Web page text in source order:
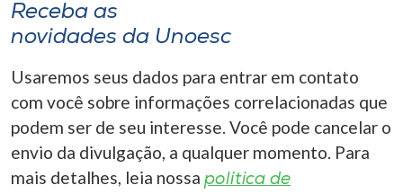
Receba as
novidades da Unoesc
Usaremos seus dados para entrar em contato
com você sobre informações correlacionadas que
podem ser de seu interesse. Você pode cancelar o
envio da divulgação, a qualquer momento. Para
mais detalhes, leia nossa política de